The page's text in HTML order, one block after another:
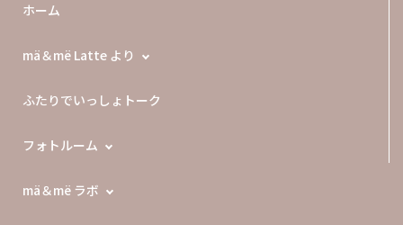
ホーム
mä＆më Latte より
ふたりでいっしょトーク
フォトルーム
mä＆më ラボ